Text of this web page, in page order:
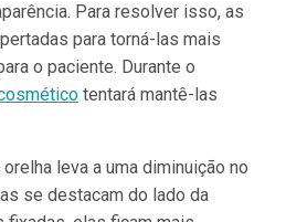
Para resolver isso, as
para torná-las mais
o paciente. Durante o
tentará mantê-las
leva a uma diminuição no
se destacam do lado da